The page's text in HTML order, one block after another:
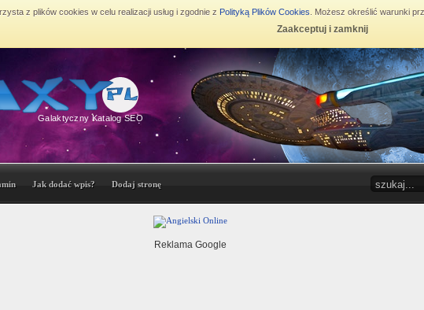
z plików cookies w celu realizacji usług i zgodnie z Polityką Plików Cookies . Możesz określić warunki
Zaakceptuj i zamknij
Galaktyczny Katalog SEO
Jak dodać wpis? Dodaj stronę
Reklama Google